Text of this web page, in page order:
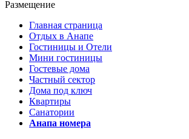
Размещение
Главная страница
Отдых в Анапе
Гостиницы и Отели
Мини гостиницы
Гостевые дома
Частный сектор
Дома под ключ
Квартиры
Санатории
Анапа номера